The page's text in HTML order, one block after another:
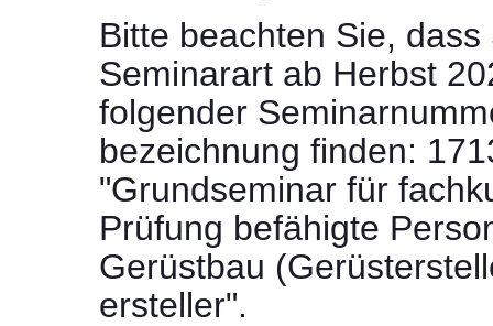
Bitte beachten Sie, dass
Seminarart ab Herbst
folgender
bezeichnung finden:
"Grundseminar für
Prüfung befähigte
Gerüstbau
ersteller".